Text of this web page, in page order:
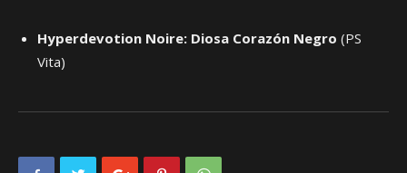
Hyperdevotion Noire: Diosa Corazón Negro (PS
Vita)